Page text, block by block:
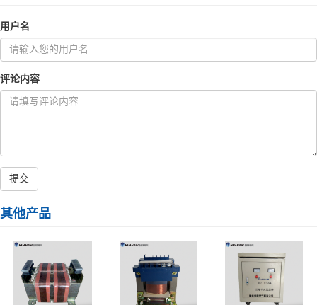
用户名
评论内容
提交
其他产品